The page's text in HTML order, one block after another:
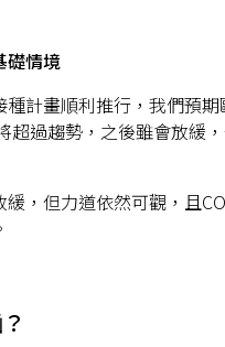
礎情境
計畫順利推行，我們預期
超過趨勢，之後雖會放緩
，但力道依然可觀，且